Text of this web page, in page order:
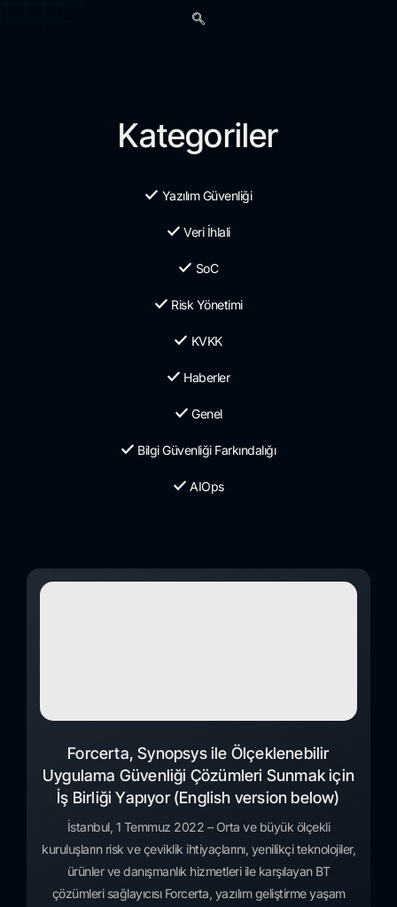
Kategoriler
Yazılım Güvenliği
Veri İhlali
SoC
Risk Yönetimi
KVKK
Haberler
Genel
Bilgi Güvenliği Farkındalığı
AIOps
Forcerta, Synopsys ile Ölçeklenebilir
Uygulama Güvenliği Çözümleri Sunmak için
İş Birliği Yapıyor (English version below)
İstanbul, 1 Temmuz 2022 – Orta ve büyük ölçekli
kuruluşların risk ve çeviklik ihtiyaçlarını, yenilikçi teknolojiler,
ürünler ve danışmanlık hizmetleri ile karşılayan BT
çözümleri sağlayıcısı Forcerta, yazılım geliştirme yaşam